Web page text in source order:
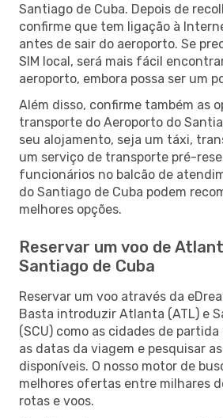
Santiago de Cuba. Depois de
confirme que tem ligação à
antes de sair do aeroporto. Se
SIM local, será mais fácil
aeroporto, embora possa ser um
Além disso, confirme também as
transporte do Aeroporto do
seu alojamento, seja um táxi,
um serviço de transporte pré-
funcionários no balcão de
do Santiago de Cuba podem
melhores opções.
Reservar um voo de
Santiago de Cuba
Reservar um voo através da
Basta introduzir Atlanta (ATL) e
(SCU) como as cidades de
as datas da viagem e pesquisar
disponíveis. O nosso motor de
melhores ofertas entre milhares
rotas e voos.